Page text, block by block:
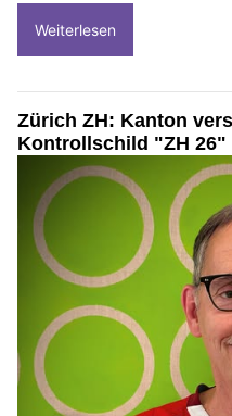
Weiterlesen
Zürich ZH: Kanton
Kontrollschild "ZH 26"